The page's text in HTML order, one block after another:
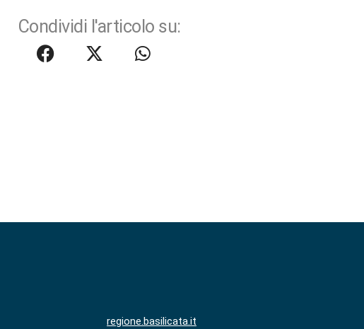
Condividi l'articolo su:
regione.basilicata.it